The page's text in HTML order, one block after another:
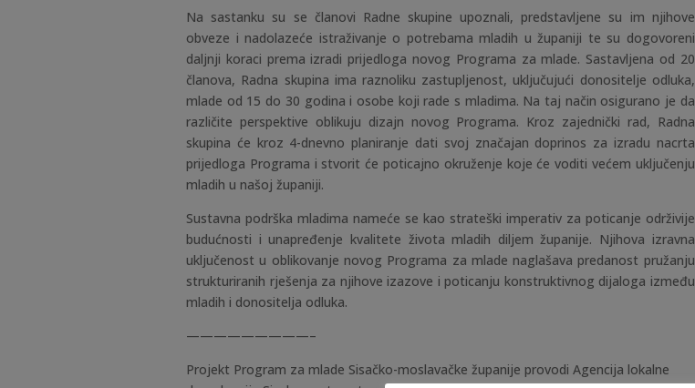
Na sastanku su se članovi Radne skupine upoznali, predstavljene su im njihove
obveze i nadolazeće istraživanje o potrebama mladih u županiji te su dogovoreni
daljnji koraci prema izradi prijedloga novog Programa za mlade. Sastavljena od 20
članova, Radna skupina ima raznoliku zastupljenost, uključujući donositelje odluka,
mlade od 15 do 30 godina i osobe koji rade s mladima. Na taj način osigurano je da
različite perspektive oblikuju dizajn novog Programa. Kroz zajednički rad, Radna
skupina će kroz 4-dnevno planiranje dati svoj značajan doprinos za izradu nacrta
prijedloga Programa i stvorit će poticajno okruženje koje će voditi većem uključenju
mladih u našoj županiji.
Sustavna podrška mladima nameće se kao strateški imperativ za poticanje održivije
budućnosti i unapređenje kvalitete života mladih diljem županije. Njihova izravna
uključenost u oblikovanje novog Programa za mlade naglašava predanost pružanju
strukturiranih rješenja za njihove izazove i poticanju konstruktivnog dijaloga između
mladih i donositelja odluka.
—————————–
Projekt Program za mlade Sisačko-moslavačke županije provodiAgencija lokalne